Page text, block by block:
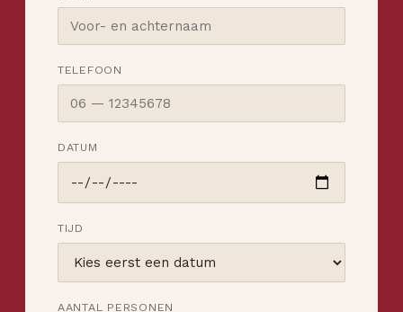
TELEFOON
DATUM
TIJD
AANTAL PERSONEN